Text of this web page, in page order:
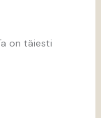
on täiesti